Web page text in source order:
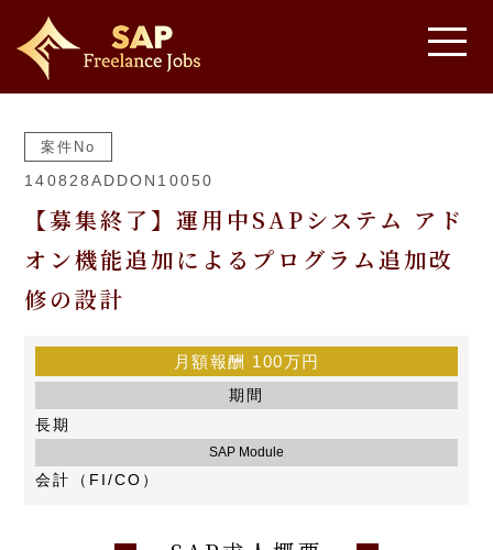
案件No
140828ADDON10050
【募集終了】運用中SAPシステム アド
オン機能追加によるプログラム追加改
修の設計
月額報酬 100万円
期間
長期
SAP Module
会計（FI/CO）